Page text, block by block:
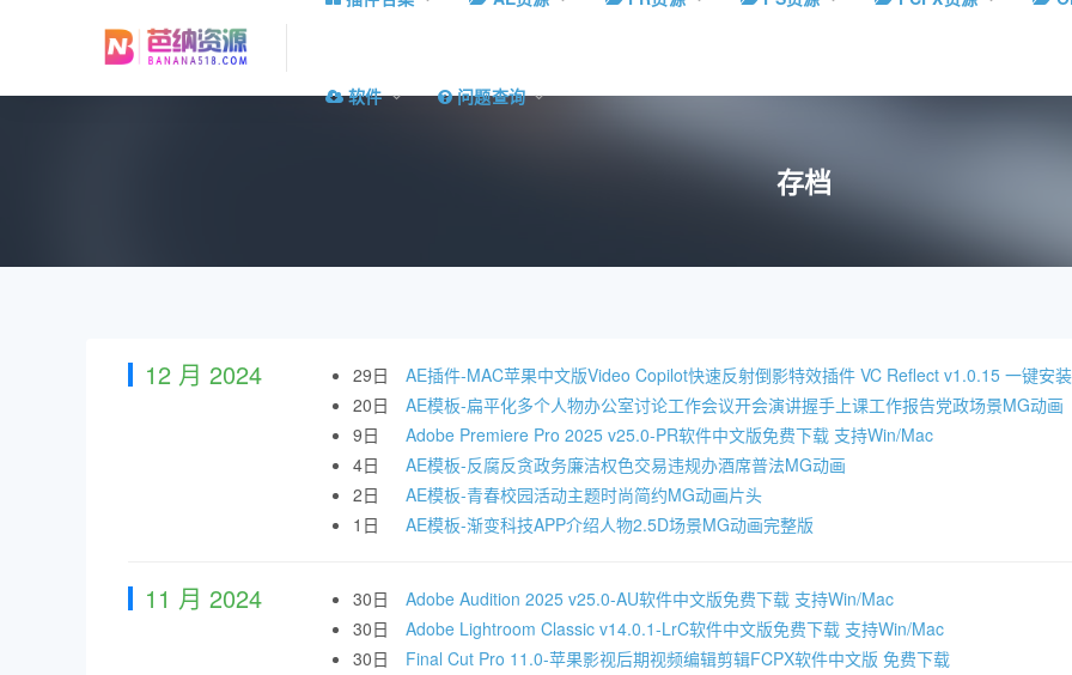
软件 问题查询
存档
12 月 2024 29日
AE插件-MAC苹果中文版Video Copilot快速反射倒影特效插件 VC Reflect v1.0.15 一键安
20日
AE模板-扁平化多个人物办公室讨论工作会议开会演讲握手上课工作报告党政场景MG动画
9日
Adobe Premiere Pro 2025 v25.0-PR软件中文版免费下载 支持Win/Mac
4日
AE模板-反腐反贪政务廉洁权色交易违规办酒席普法MG动画
2日
AE模板-青春校园活动主题时尚简约MG动画片头
1日
AE模板-渐变科技APP介绍人物2.5D场景MG动画完整版
11 月 2024 30日
Adobe Audition 2025 v25.0-AU软件中文版免费下载 支持Win/Mac
30日
Adobe Lightroom Classic v14.0.1-LrC软件中文版免费下载 支持Win/Mac
30日
Final Cut Pro 11.0-苹果影视后期视频编辑剪辑FCPX软件中文版 免费下载